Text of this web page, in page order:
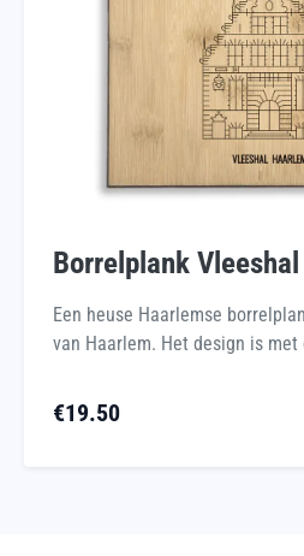
Borrelplank
Een heuse Haarlemse
van Haarlem. Het design is met
€19.50